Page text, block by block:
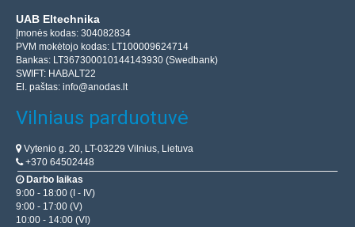
UAB Eltechnika
Įmonės kodas: 304082834
PVM mokėtojo kodas: LT100009624714
Bankas: LT367300010144143930 (Swedbank)
SWIFT: HABALT22
El. paštas: info@anodas.lt
Vilniaus parduotuvė
Vytenio g. 20, LT-03229 Vilnius, Lietuva
+370 64502448
Darbo laikas
9:00 - 18:00 (I - IV)
9:00 - 17:00 (V)
10:00 - 14:00 (VI)